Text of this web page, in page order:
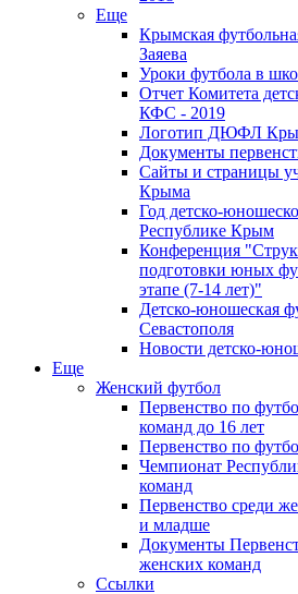
Еще
Крымская
Заяева
Уроки футбола в
Отчет Комитета
КФС - 2019
Логотип ДЮФЛ
Документы
Сайты и страницы
Крыма
Год детско-
Республике Крым
Конференция
подготовки юных
этапе (7-14 лет)"
Детско-юношеская
Севастополя
Новости детско-
Еще
Женский футбол
Первенство по
команд до 16 лет
Первенство по
Чемпионат
команд
Первенство среди
и младше
Документы
женских команд
Ссылки